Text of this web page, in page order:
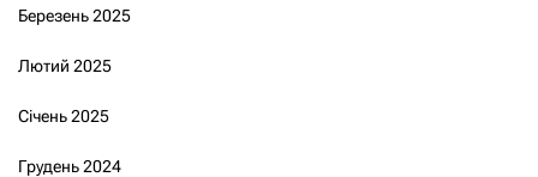
Березень 2025
Лютий 2025
Січень 2025
Грудень 2024